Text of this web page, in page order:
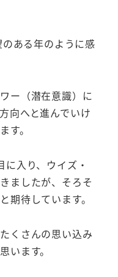
ある年のように感
ー（潜在意識）に
向へと進んでいけ
す。
入り、ウイズ・
ましたが、そろそ
期待しています。
くさんの思い込み
います。